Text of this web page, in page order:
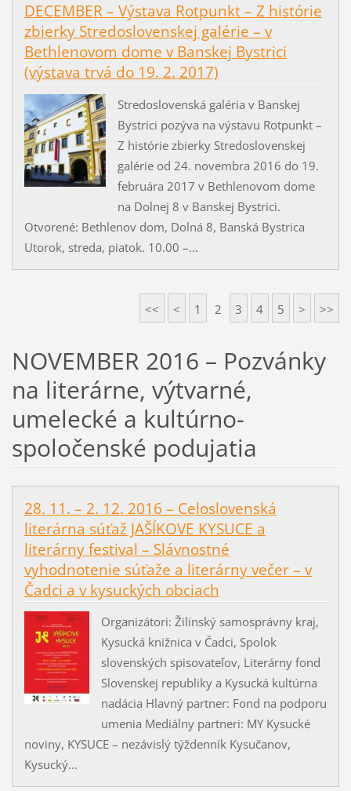
DECEMBER – Výstava Rotpunkt – Z histórie
zbierky Stredoslovenskej galérie – v
Bethlenovom dome v Banskej Bystrici
(výstava trvá do 19. 2. 2017)
Stredoslovenská galéria v Banskej
Bystrici pozýva na výstavu Rotpunkt –
Z histórie zbierky Stredoslovenskej
galérie od 24. novembra 2016 do 19.
februára 2017 v Bethlenovom dome
na Dolnej 8 v Banskej Bystrici.
Otvorené: Bethlenov dom, Dolná 8, Banská Bystrica
Utorok, streda, piatok. 10.00 –...
<< < 1 2 3 4 5 > >>
NOVEMBER 2016 – Pozvánky
na literárne, výtvarné,
umelecké a kultúrno-
spoločenské podujatia
28. 11. – 2. 12. 2016 – Celoslovenská
literárna súťaž JAŠÍKOVE KYSUCE a
literárny festival – Slávnostné
vyhodnotenie súťaže a literárny večer – v
Čadci a v kysuckých obciach
Organizátori: Žilinský samosprávny kraj,
Kysucká knižnica v Čadci, Spolok
slovenských spisovateľov, Literárny fond
Slovenskej republiky a Kysucká kultúrna
nadácia Hlavný partner: Fond na podporu
umenia Mediálny partneri: MY Kysucké
noviny, KYSUCE – nezávislý týždenník Kysučanov,
Kysucký...